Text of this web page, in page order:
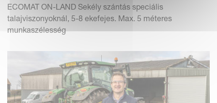
ECOMAT ON-LAND Sekély szántás speciális
talajviszonyoknál, 5-8 ekefejes. Max. 5 méteres
munkaszélesség